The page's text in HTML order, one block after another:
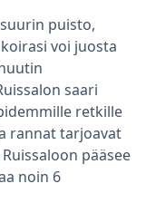
puisto,
voi juosta
saari
retkille
rannat tarjoavat
pääsee
noin 6